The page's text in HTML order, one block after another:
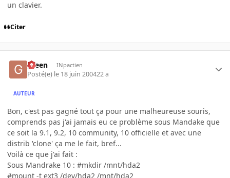
un clavier.
Citer
green INpactien
Posté(e) le 18 juin 200422 a
AUTEUR
Bon, c'est pas gagné tout ça pour une malheureuse souris,
comprends pas j'ai jamais eu ce problème sous Mandake que
ce soit la 9.1, 9.2, 10 community, 10 officielle et avec une
distrib 'clone' ça me le fait, bref...
Voilà ce que j'ai fait :
Sous Mandrake 10 : #mkdir /mnt/hda2
#mount -t ext3 /dev/hda2 /mnt/hda2